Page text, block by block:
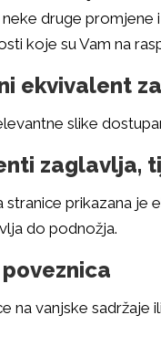
druge promjene
koje su Vam na
ekvivalent
slike
zaglavlja,
stranice prikazana je
do podnožja.
na vanjske sadržaje